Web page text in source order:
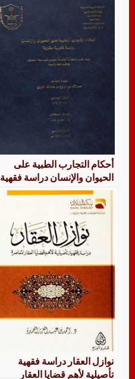
أحكام التجارب الطبية على
الحيوان والإنسان دراسة فقهية
مقارنة
نوازل العقار دراسة فقهية
تأصيلية لأهم قضايا العقار